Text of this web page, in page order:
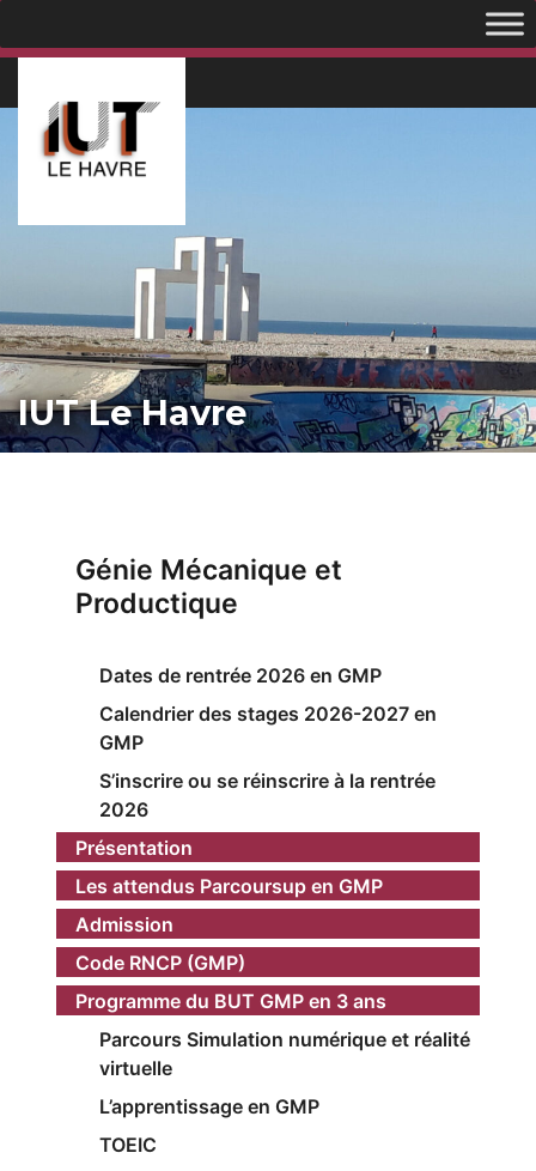
IUT Le Havre
Génie Mécanique et
Productique
Dates de rentrée 2026 en GMP
Calendrier des stages 2026-2027 en
GMP
S’inscrire ou se réinscrire à la rentrée
2026
Présentation
Les attendus Parcoursup en GMP
Admission
Code RNCP (GMP)
Programme du BUT GMP en 3 ans
Parcours Simulation numérique et réalité
virtuelle
L’apprentissage en GMP
TOEIC